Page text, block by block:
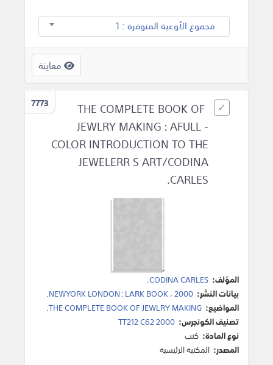
مجموع الأوعية المتوفرة : 1
معاينة
7773
THE COMPLETE BOOK OF
JEWLRY MAKING : AFULL -
COLOR INTRODUCTION TO THE
JEWELERR S ART/CODINA
CARLES.
المؤلف: CODINA CARLES
.
بيانات النشر:
NEWYORK LONDON:LARK BOOK،2000
.
المواضيع: THE COMPLETE BOOK OF JEWLRY MAKING
.
تصنيف الكونجرس: TT212 C62 2000
نوع المادة: كتب
المصدر: المكتبة الرئيسية